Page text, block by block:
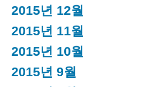
2015년 12월
2015년 11월
2015년 10월
2015년 9월